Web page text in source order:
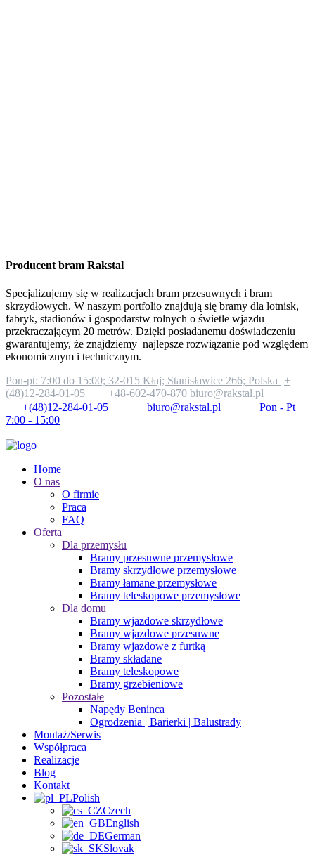
Producent bram Rakstal
Specjalizujemy się w realizacjach bram przesuwnych i bram
skrzydłowych. W naszym portfolio znajdują się bramy dla lotnisk,
fabryk, stadionów i gospodarstw rolnych o świetle wjazdu
przekraczającym 20 metrów. Dzięki posiadanemu doświadczeniu
gwarantujemy, że znajdziemy najlepsze rozwiązanie pod względem
ekonomicznym i technicznym.
Pon-pt: 7:00 do 15:00; 32-015 Kłaj; Stanisławice 266; Polska
+
(48)12-284-01-05
+48-602-470-870 biuro@rakstal.pl
+(48)12-284-01-05
biuro@rakstal.pl
Pon - Pt
7:00 - 15:00
Home
O nas
O firmie
Praca
FAQ
Oferta
Dla przemysłu
Bramy przesuwne przemysłowe
Bramy skrzydłowe przemysłowe
Bramy łamane przemysłowe
Bramy teleskopowe przemysłowe
Dla domu
Bramy wjazdowe skrzydłowe
Bramy wjazdowe przesuwne
Bramy wjazdowe z furtką
Bramy składane
Bramy teleskopowe
Bramy grzebieniowe
Pozostałe
Napędy Beninca
Ogrodzenia | Barierki | Balustrady
Montaż/Serwis
Współpraca
Realizacje
Blog
Kontakt
Polish
Czech
English
German
Slovak